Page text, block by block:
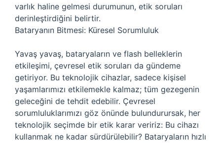
varlık haline gelmesi durumunun, etik soruları
derinleştirdiğini belirtir.
Bataryanın Bitmesi: Küresel Sorumluluk
Yavaş yavaş, bataryaların ve flash belleklerin
etkileşimi, çevresel etik soruları da gündeme
getiriyor. Bu teknolojik cihazlar, sadece kişisel
yaşamlarımızı etkilemekle kalmaz; tüm gezegenin
geleceğini de tehdit edebilir. Çevresel
sorumluluklarımızı göz önünde bulundurursak, her
teknolojik seçimde bir etik karar veririz: Bu cihazı
kullanmak ne kadar sürdürülebilir? Bataryaların hızlı